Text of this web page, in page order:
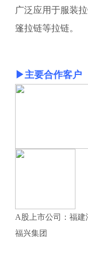
广泛应用于服装
篷拉链等拉链。
▶主要合作客户
A股上市公司：福
福兴集团